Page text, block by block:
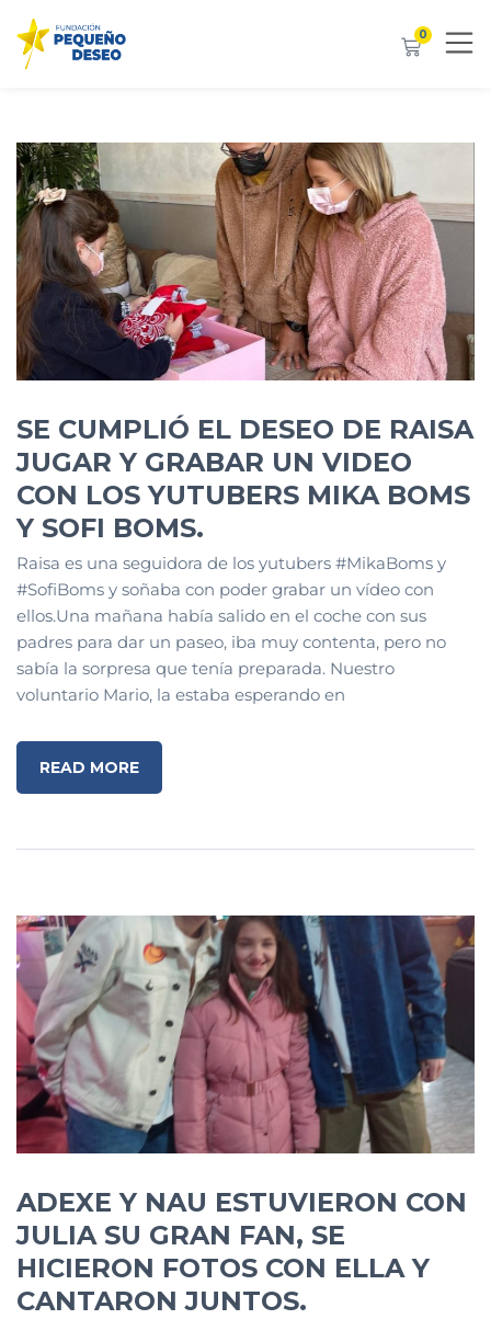
0
SE CUMPLIÓ EL DESEO DE RAISA
JUGAR Y GRABAR UN VIDEO
CON LOS YUTUBERS MIKA BOMS
Y SOFI BOMS.
Raisa es una seguidora de los yutubers #MikaBoms y
#SofiBoms y soñaba con poder grabar un vídeo con
ellos.Una mañana había salido en el coche con sus
padres para dar un paseo, iba muy contenta, pero no
sabía la sorpresa que tenía preparada. Nuestro
voluntario Mario, la estaba esperando en
READ MORE
ADEXE Y NAU ESTUVIERON CON
JULIA SU GRAN FAN, SE
HICIERON FOTOS CON ELLA Y
CANTARON JUNTOS.